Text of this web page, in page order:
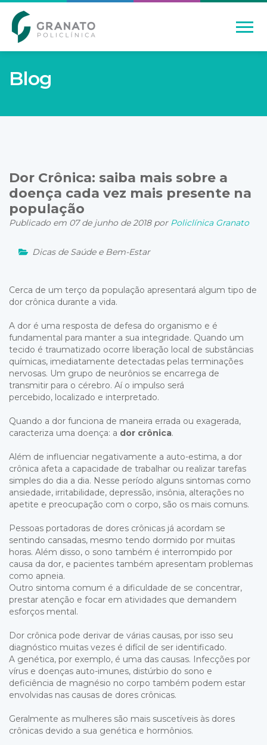
Blog
Dor Crônica: saiba mais sobre a
doença cada vez mais presente na
população
Publicado em 07 de junho de 2018 por Policlínica Granato
Dicas de Saúde e Bem-Estar
Cerca de um terço da população apresentará algum tipo de
dor crônica durante a vida.
A dor é uma resposta de defesa do organismo e é
fundamental para manter a sua integridade. Quando um
tecido é traumatizado ocorre liberação local de substâncias
químicas, imediatamente detectadas pelas terminações
nervosas. Um grupo de neurônios se encarrega de
transmitir para o cérebro. Aí o impulso será
percebido, localizado e interpretado.
Quando a dor funciona de maneira errada ou exagerada,
caracteriza uma doença: a dor crônica.
Além de influenciar negativamente a auto-estima, a dor
crônica afeta a capacidade de trabalhar ou realizar tarefas
simples do dia a dia. Nesse período alguns sintomas como
ansiedade, irritabilidade, depressão, insônia, alterações no
apetite e preocupação com o corpo, são os mais comuns.
Pessoas portadoras de dores crônicas já acordam se
sentindo cansadas, mesmo tendo dormido por muitas
horas. Além disso, o sono também é interrompido por
causa da dor, e pacientes também apresentam problemas
como apneia.
Outro sintoma comum é a dificuldade de se concentrar,
prestar atenção e focar em atividades que demandem
esforços mental.
Dor crônica pode derivar de várias causas, por isso seu
diagnóstico muitas vezes é difícil de ser identificado.
A genética, por exemplo, é uma das causas. Infecções por
vírus e doenças auto-imunes, distúrbio do sono e
deficiência de magnésio no corpo também podem estar
envolvidas nas causas de dores crônicas.
Geralmente as mulheres são mais suscetíveis às dores
crônicas devido a sua genética e hormônios.